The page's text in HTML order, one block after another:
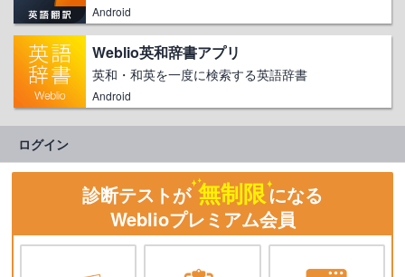
Android
Weblio英和辞書アプリ
英和・和英を一度に検索する英語辞書
Android
ログイン
診断テストが 無制限になる
Weblioプレミアム会員